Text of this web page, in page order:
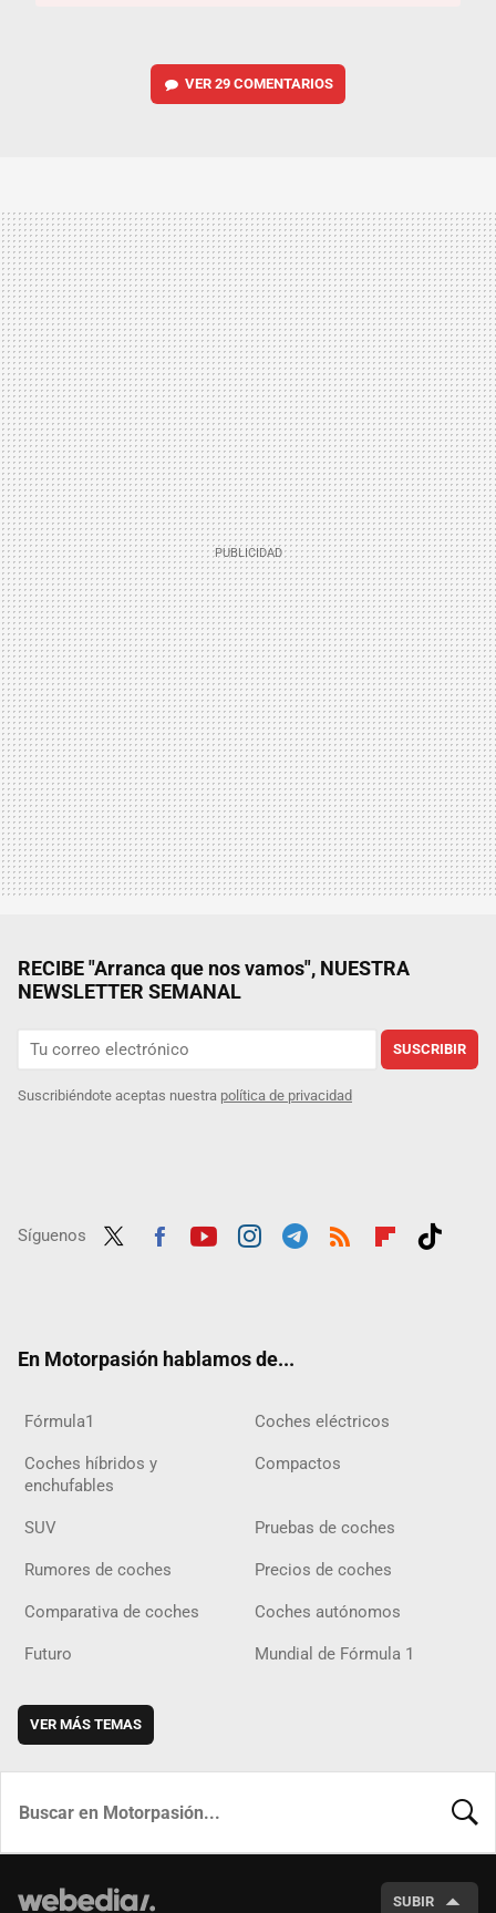
VER 29 COMENTARIOS
RECIBE "Arranca que nos vamos", NUESTRA
NEWSLETTER SEMANAL
SUSCRIBIR
Suscribiéndote aceptas nuestra política de privacidad
Síguenos
En Motorpasión hablamos de...
Fórmula1 Coches eléctricos
Coches híbridos y
enchufables
Compactos
SUV Pruebas de coches
Rumores de coches Precios de coches
Comparativa de coches Coches autónomos
Futuro Mundial de Fórmula 1
VER MÁS TEMAS
SUBIR